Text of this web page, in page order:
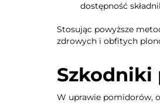
dostępność
Stosując powyższe
zdrowych i obfitych
Szkodniki
W uprawie pomidorów,